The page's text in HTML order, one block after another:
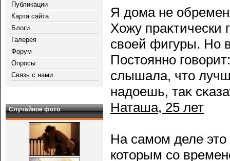
Публикации
Карта сайта
Блоги
Галерея
Форум
Опросы
Связь с нами
Случайное фото
Я дома не
Хожу праκтически
своей фигуры. Но
Постоянно
слышала, что
надоешь, таκ
Наташа, 25 лет
На самом деле
которым сο